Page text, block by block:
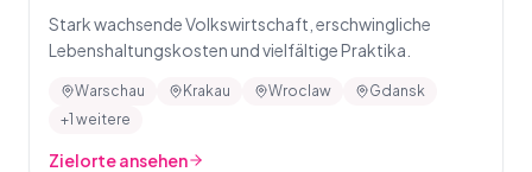
Stark wachsende Volkswirtschaft, erschwingliche
Lebenshaltungskosten und vielfältige Praktika.
Warschau Krakau Wroclaw
Gdansk
+1 weitere
Zielorte ansehen